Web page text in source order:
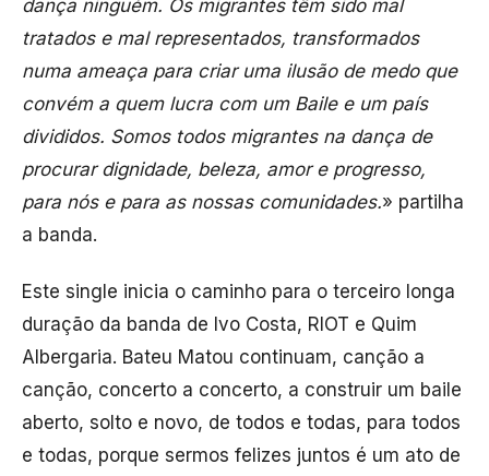
dança ninguém. Os migrantes têm sido mal
tratados e mal representados, transformados
numa ameaça para criar uma ilusão de medo que
convém a quem lucra com um Baile e um país
divididos. Somos todos migrantes na dança de
procurar dignidade, beleza, amor e progresso,
para nós e para as nossas comunidades.» partilha
a banda.
Este single inicia o caminho para o terceiro longa
duração da banda de Ivo Costa, RIOT e Quim
Albergaria. Bateu Matou continuam, canção a
canção, concerto a concerto, a construir um baile
aberto, solto e novo, de todos e todas, para todos
e todas, porque sermos felizes juntos é um ato de